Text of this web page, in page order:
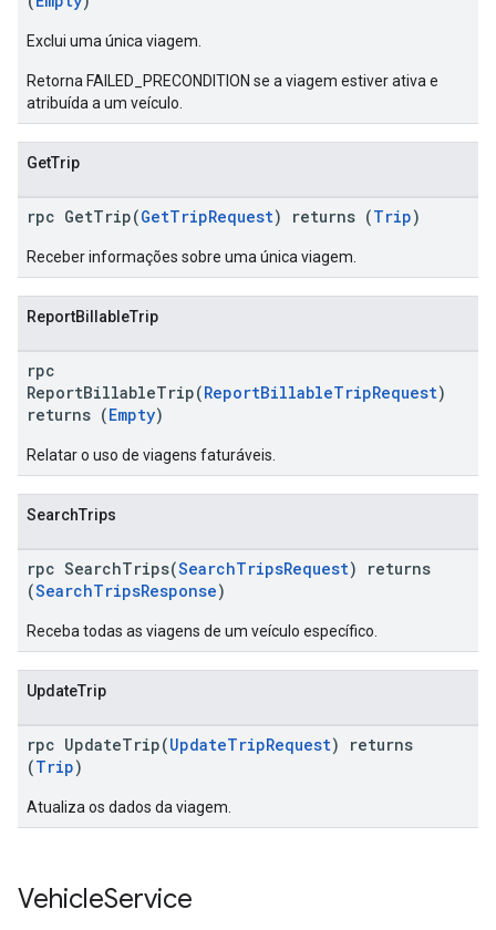
Exclui uma única viagem.
Retorna FAILED_PRECONDITION se a viagem estiver ativa e
atribuída a um veículo.
GetTrip
rpc GetTrip(GetTripRequest) returns (Trip)
Receber informações sobre uma única viagem.
ReportBillableTrip
rpc
ReportBillableTrip(ReportBillableTripRequest)
returns (Empty)
Relatar o uso de viagens faturáveis.
SearchTrips
rpc SearchTrips(SearchTripsRequest) returns
(SearchTripsResponse)
Receba todas as viagens de um veículo específico.
UpdateTrip
rpc UpdateTrip(UpdateTripRequest) returns
(Trip)
Atualiza os dados da viagem.
VehicleService